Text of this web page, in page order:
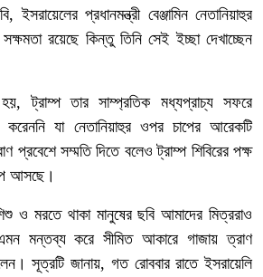
প্রধানমন্ত্রী বেঞ্জামিন নেতানিয়াহুর
রয়েছে কিন্তু তিনি সেই ইচ্ছা দেখাচ্ছেন
ট্রাম্প তার সাম্প্রতিক মধ্যপ্রাচ্য সফরে
যা নেতানিয়াহুর ওপর চাপের আরেকটি
প্রবেশে সম্মতি দিতে বলেও ট্রাম্প শিবিরের পক্ষ
আসছে।
ও মরতে থাকা মানুষের ছবি আমাদের মিত্ররাও
মন্তব্য করে সীমিত আকারে গাজায় ত্রাণ
সূত্রটি জানায়, গত রোববার রাতে ইসরায়েলি